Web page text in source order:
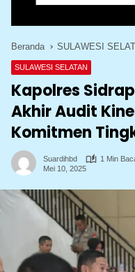
Beranda SULAWESI
SULAWESI SELATAN
Kapolres
Akhir Audit
Komitmen
Suardihbd
1 Min
Mei 10, 2025